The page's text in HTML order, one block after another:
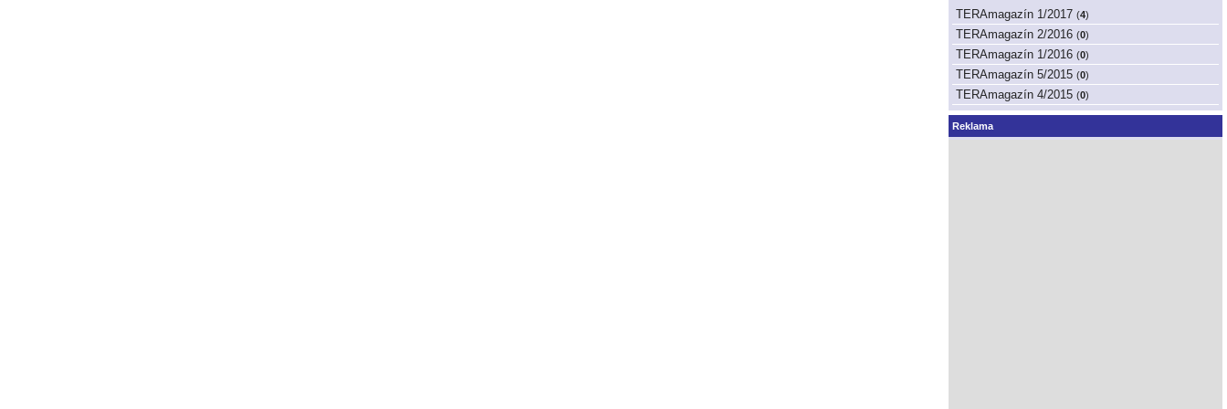
TERAmagazín 1/2017 (4)
TERAmagazín 2/2016 (0)
TERAmagazín 1/2016 (0)
TERAmagazín 5/2015 (0)
TERAmagazín 4/2015 (0)
Reklama